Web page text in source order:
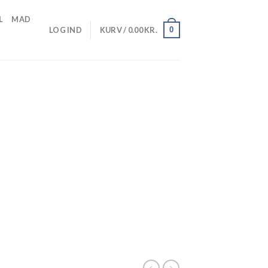
MAD
LOG IND KURV / 0.00KR. 0